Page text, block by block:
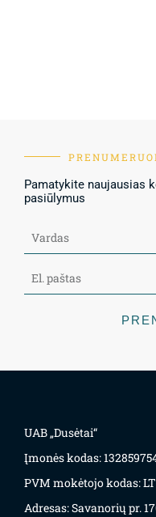
Pamatykite naujausias
pasiūlymus
UAB „Dusėtai“
Įmonės kodas:
PVM mokėtojo kodas:
Adresas: Savanorių pr.